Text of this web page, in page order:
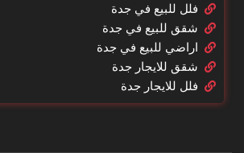
فلل للبيع في جدة
شقق للبيع في جدة
اراضي للبيع في جدة
شقق للايجار جدة
فلل للايجار جدة